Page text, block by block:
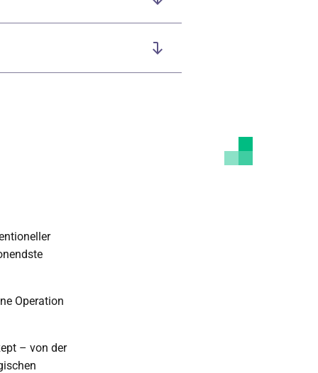
Operation
– von der